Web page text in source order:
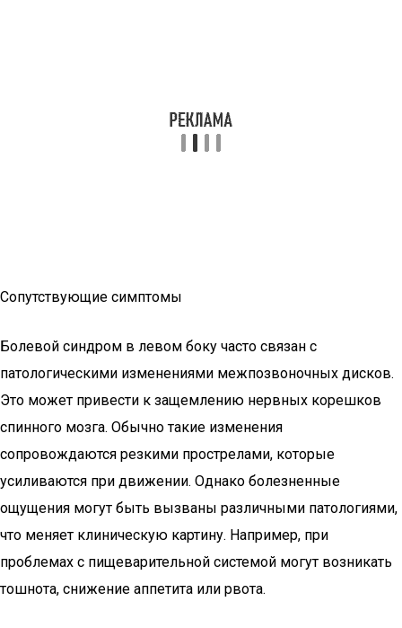
Сопутствующие симптомы
Болевой синдром в левом боку часто связан с
патологическими изменениями межпозвоночных дисков.
Это может привести к защемлению нервных корешков
спинного мозга. Обычно такие изменения
сопровождаются резкими прострелами, которые
усиливаются при движении. Однако болезненные
ощущения могут быть вызваны различными патологиями,
что меняет клиническую картину. Например, при
проблемах с пищеварительной системой могут возникать
тошнота, снижение аппетита или рвота.